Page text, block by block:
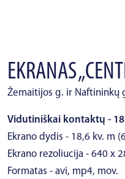
EKRANAS
Žemaitijos g. ir Naftininkų
Vidutiniškai kontaktų -
Ekrano dydis - 18,6 kv. m
Ekrano rezoliucija - 640 x
Formatas - avi, mp4, mov.